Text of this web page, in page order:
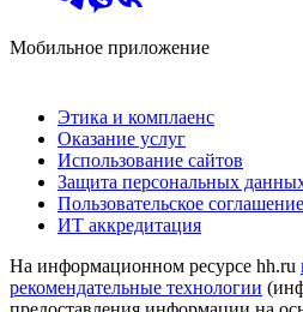
Мобильное приложение
Этика и комплаенс
Оказание услуг
Использование сайтов
Защита персональных
Пользовательское соглашение
ИТ аккредитация
На информационном ресурсе hh.ru
рекомендательные технологии